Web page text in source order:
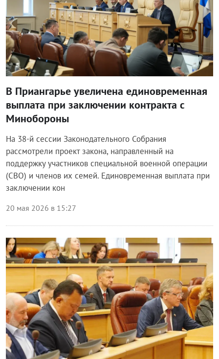
В Приангарье увеличена единовременная
выплата при заключении контракта с
Минобороны
На 38-й сессии Законодательного Собрания
рассмотрели проект закона, направленный на
поддержку участников специальной военной операции
(СВО) и членов их семей. Единовременная выплата при
заключении кон
20 мая 2026 в 15:27
Власть